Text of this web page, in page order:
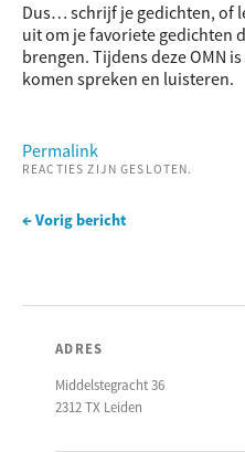
Dus… schrijf je gedichten, of
uit om je favoriete gedichten
brengen. Tijdens deze OMN
komen spreken en luisteren.
Permalink
REACTIES ZIJN GESLOTEN.
← Vorig bericht
ADRES
Middelstegracht 36
2312 TX Leiden